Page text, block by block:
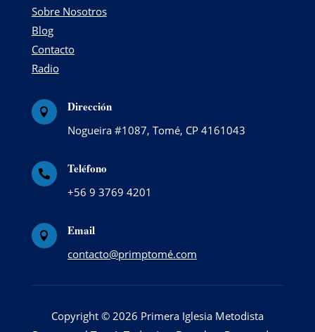
Sobre Nosotros
Blog
Contacto
Radio
 Dirección
Nogueira #1087, Tomé, CP 4161043
 Teléfono
+56 9 3769 4201
 Email
contacto@primptomé.com
Copyright © 2026 Primera Iglesia Metodista